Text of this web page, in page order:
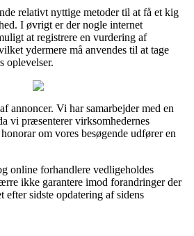
relativt nyttige metoder til at få et kig
I øvrigt er der nogle internet
at registrere en vurdering af
ydermere må anvendes til at tage
oplevelser.
annoncer. Vi har samarbejder med en
vi præsenterer virksomhedernes
om vores besøgende udfører en
online forhandlere vedligeholdes
ikke garantere imod forandringer der
efter sidste opdatering af sidens